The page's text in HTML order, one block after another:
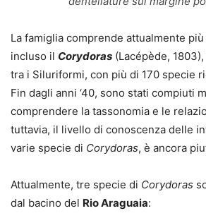
La famiglia comprende attualmente
incluso il Corydoras (Lacépède,
tra i Siluriformi, con più di 170 specie
Fin dagli anni ‘40, sono stati compiuti
comprendere la tassonomia e le
tuttavia, il livello di conoscenza delle
varie specie di Corydoras, è ancora
Attualmente, tre specie di Corydoras
dal bacino del Rio Araguaia: